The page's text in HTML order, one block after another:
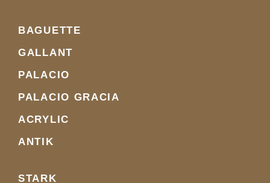
BAGUETTE
GALLANT
PALACIO
PALACIO GRACIA
ACRYLIC
ANTIK
STARK